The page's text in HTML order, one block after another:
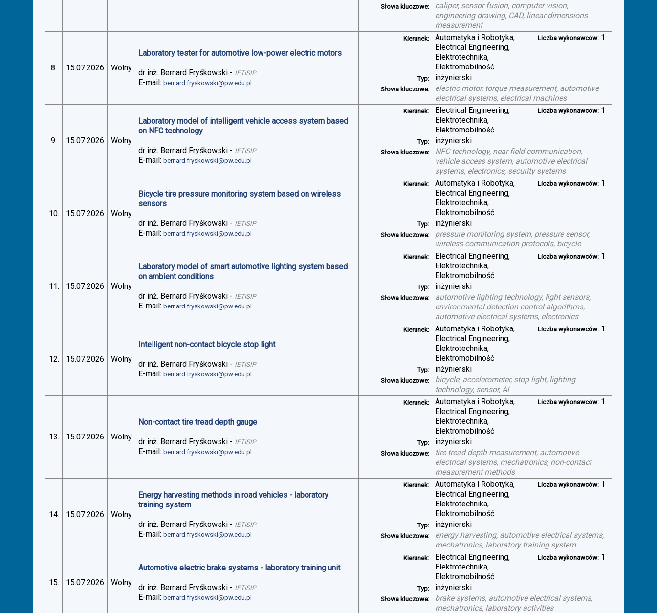
Słowa kluczowe:
caliper, sensor fusion, computer vision,
engineering drawing, CAD, linear dimensions
measurement
8. 15.07.2026 Wolny
Laboratory tester for automotive low-power electric motors
dr inż. Bernard Fryśkowski - IETiSIP
E-mail:bernard.fryskowski@pw.edu.pl
Kierunek:
Automatyka i Robotyka,
Electrical Engineering,
Elektrotechnika,
Elektromobilność
Liczba wykonawców: 1
Typ: inżynierski
Słowa kluczowe:
electric motor, torque measurement, automotive
electrical systems, electrical machines
9. 15.07.2026 Wolny
Laboratory model of intelligent vehicle access system based
on NFC technology
dr inż. Bernard Fryśkowski - IETiSIP
E-mail:bernard.fryskowski@pw.edu.pl
Kierunek:
Electrical Engineering,
Elektrotechnika,
Elektromobilność
Liczba wykonawców: 1
Typ: inżynierski
Słowa kluczowe:
NFC technology, near field communication,
vehicle access system, automotive electrical
systems, electronics, security systems
10. 15.07.2026 Wolny
Bicycle tire pressure monitoring system based on wireless
sensors
dr inż. Bernard Fryśkowski - IETiSIP
E-mail:bernard.fryskowski@pw.edu.pl
Kierunek:
Automatyka i Robotyka,
Electrical Engineering,
Elektrotechnika,
Elektromobilność
Liczba wykonawców: 1
Typ: inżynierski
Słowa kluczowe:
pressure monitoring system, pressure sensor,
wireless communication protocols, bicycle
11. 15.07.2026 Wolny
Laboratory model of smart automotive lighting system based
on ambient conditions
dr inż. Bernard Fryśkowski - IETiSIP
E-mail:bernard.fryskowski@pw.edu.pl
Kierunek:
Electrical Engineering,
Elektrotechnika,
Elektromobilność
Liczba wykonawców: 1
Typ: inżynierski
Słowa kluczowe:
automotive lighting technology, light sensors,
environmental detection control algorithms,
automotive electrical systems, electronics
12. 15.07.2026 Wolny
Intelligent non-contact bicycle stop light
dr inż. Bernard Fryśkowski - IETiSIP
E-mail:bernard.fryskowski@pw.edu.pl
Kierunek:
Automatyka i Robotyka,
Electrical Engineering,
Elektrotechnika,
Elektromobilność
Liczba wykonawców: 1
Typ: inżynierski
Słowa kluczowe:
bicycle, accelerometer, stop light, lighting
technology, sensor, AI
13. 15.07.2026 Wolny
Non-contact tire tread depth gauge
dr inż. Bernard Fryśkowski - IETiSIP
E-mail:bernard.fryskowski@pw.edu.pl
Kierunek:
Automatyka i Robotyka,
Electrical Engineering,
Elektrotechnika,
Elektromobilność
Liczba wykonawców: 1
Typ: inżynierski
Słowa kluczowe:
tire tread depth measurement, automotive
electrical systems, mechatronics, non-contact
measurement methods
14. 15.07.2026 Wolny
Energy harvesting methods in road vehicles - laboratory
training system
dr inż. Bernard Fryśkowski - IETiSIP
E-mail:bernard.fryskowski@pw.edu.pl
Kierunek:
Automatyka i Robotyka,
Electrical Engineering,
Elektrotechnika,
Elektromobilność
Liczba wykonawców: 1
Typ: inżynierski
Słowa kluczowe:
energy harvesting, automotive electrical systems,
mechatronics, laboratory training system
15. 15.07.2026 Wolny
Automotive electric brake systems - laboratory training unit
dr inż. Bernard Fryśkowski - IETiSIP
E-mail:bernard.fryskowski@pw.edu.pl
Kierunek:
Electrical Engineering,
Elektrotechnika,
Elektromobilność
Liczba wykonawców: 1
Typ: inżynierski
Słowa kluczowe:
brake systems, automotive electrical systems,
mechatronics, laboratory activities